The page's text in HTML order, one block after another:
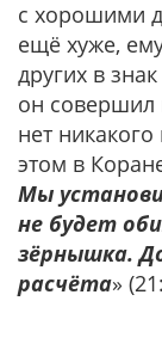
с хорошими
ещё хуже,
других в
он совершил
нет
этом в
Мы
не будет
зёрнышка.
расчёта»